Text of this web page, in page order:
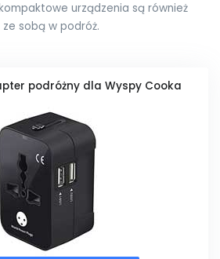
urządzenia są również
sobą w podróż.
podróżny dla Wyspy Cooka